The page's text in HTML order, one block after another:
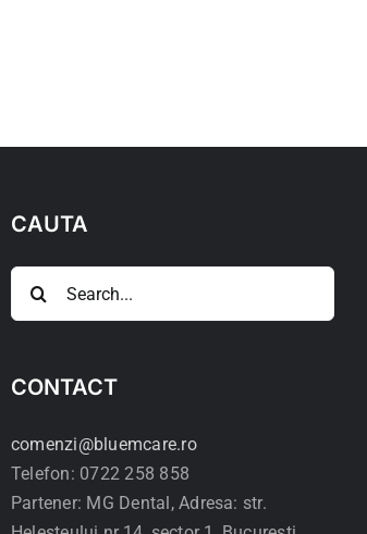
CAUTA
CONTACT
comenzi@bluemcare.ro
Telefon: 0722 258 858
Partener: MG Dental, Adresa: str.